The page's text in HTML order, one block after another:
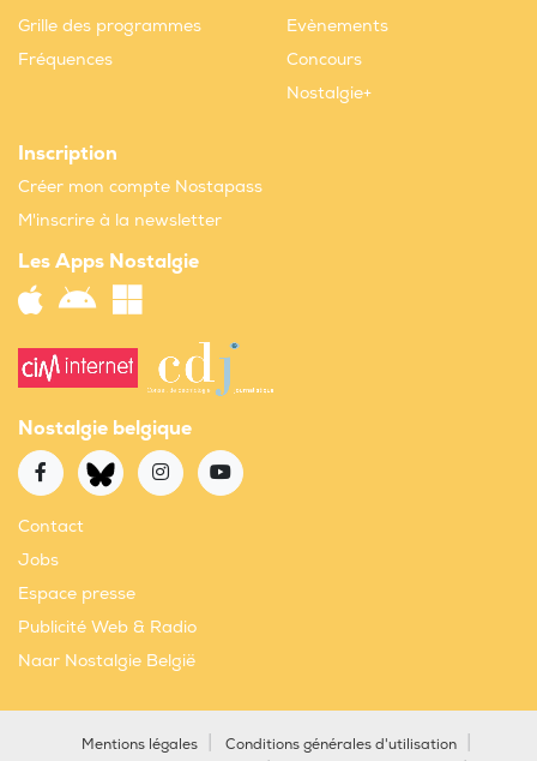
Grille des programmes
Fréquences
Evènements
Concours
Nostalgie+
Inscription
Créer mon compte Nostapass
M'inscrire à la newsletter
Les Apps Nostalgie
Nostalgie belgique
Contact
Jobs
Espace presse
Publicité Web & Radio
Naar Nostalgie België
Mentions légales Conditions générales d'utilisation